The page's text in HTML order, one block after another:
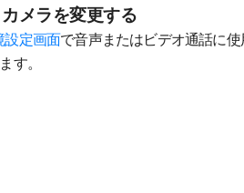
メラを変更する
設定画面で音声またはビデオ通話に使
す。